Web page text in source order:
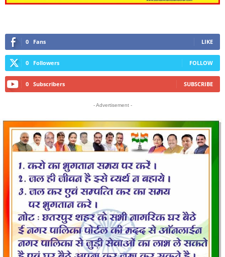
0 Fans LIKE
0 Followers FOLLOW
0 Subscribers SUBSCRIBE
- Advertisement -